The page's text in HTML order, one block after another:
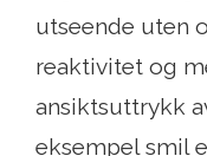
utseende uten
reaktivitet og
ansiktsuttrykk
eksempel smil